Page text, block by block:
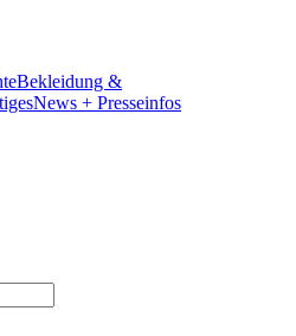
Bekleidung &
News + Presseinfos